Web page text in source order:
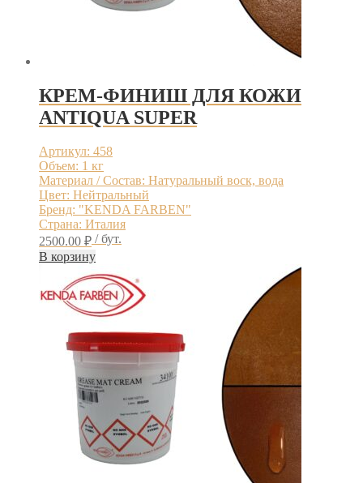
КРЕМ-ФИНИШ ДЛЯ КОЖИ
ANTIQUA SUPER
Артикул: 458
Объем: 1 кг
Материал / Состав: Натуральный воск, вода
Цвет: Нейтральный
Бренд: "KENDA FARBEN"
Страна: Италия
2500.00 ₽ / бут.
В корзину